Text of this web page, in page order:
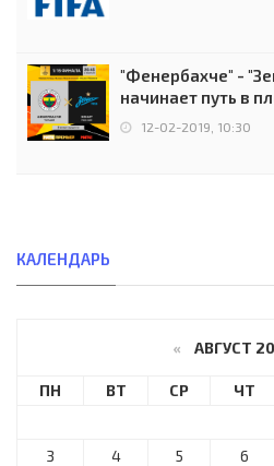
"Фенербахче" -
начинает путь в
12-02-2019, 10:30
КАЛЕНДАРЬ
« АВГУСТ
ПН ВТ СР ЧТ
3
4 5 6